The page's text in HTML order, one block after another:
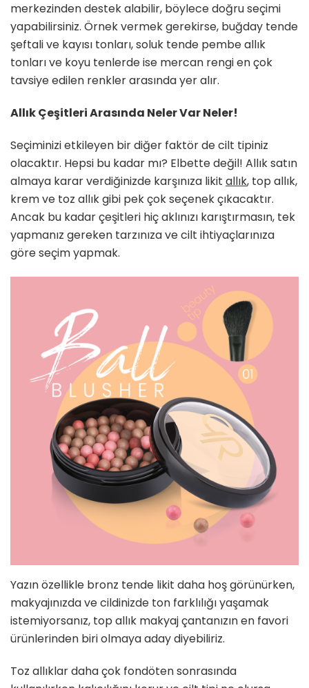
merkezinden destek alabilir, böylece doğru seçimi
yapabilirsiniz. Örnek vermek gerekirse, buğday tende
şeftali ve kayısı tonları, soluk tende pembe allık
tonları ve koyu tenlerde ise mercan rengi en çok
tavsiye edilen renkler arasında yer alır.
Allık Çeşitleri Arasında Neler Var Neler!
Seçiminizi etkileyen bir diğer faktör de cilt tipiniz
olacaktır. Hepsi bu kadar mı? Elbette değil! Allık satın
almaya karar verdiğinizde karşınıza likit allık, top allık,
krem ve toz allık gibi pek çok seçenek çıkacaktır.
Ancak bu kadar çeşitleri hiç aklınızı karıştırmasın, tek
yapmanız gereken tarzınıza ve cilt ihtiyaçlarınıza
göre seçim yapmak.
Yazın özellikle bronz tende likit daha hoş görünürken,
makyajınızda ve cildinizde ton farklılığı yaşamak
istemiyorsanız, top allık makyaj çantanızın en favori
ürünlerinden biri olmaya aday diyebiliriz.
Toz allıklar daha çok fondöten sonrasında